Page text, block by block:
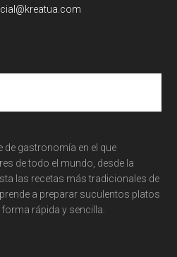
de gastronomía en el que
de todo el mundo, desde la
las recetas más tradicionales de
a preparar suculentos platos
rápida y sencilla.